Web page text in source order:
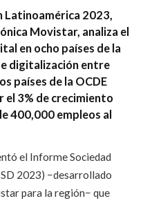
Latinoamérica 2023,
Movistar, analiza el
en ocho países de la
digitalización entre
países de la OCDE
el 3% de crecimiento
400,000 empleos al
el Informe Sociedad
2023) −desarrollado
para la región− que